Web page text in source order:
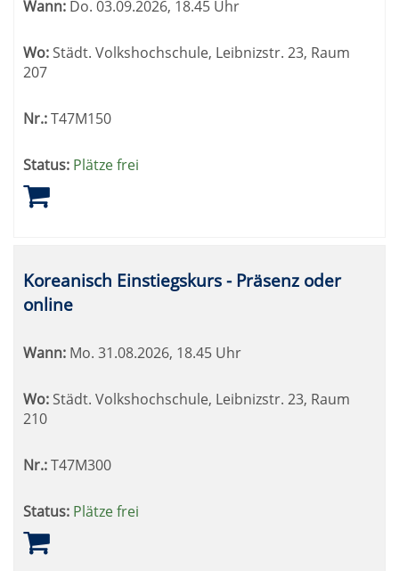
Wann: Do. 03.09.2026, 18.45 Uhr
Wo:Städt. Volkshochschule, Leibnizstr. 23, Raum
207
Nr.:T47M150
Status: Plätze frei
Koreanisch Einstiegskurs - Präsenz oder
online
Wann: Mo. 31.08.2026, 18.45 Uhr
Wo: Städt. Volkshochschule, Leibnizstr. 23, Raum
210
Nr.:T47M300
Status: Plätze frei